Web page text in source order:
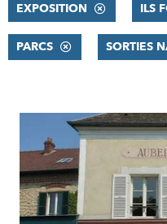
EXPOSITION ILS
PARCS SORTIES
RÉSULTATS